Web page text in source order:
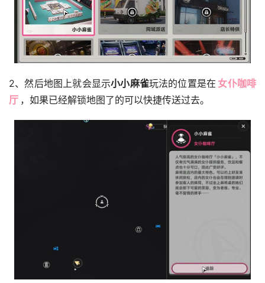
2、然后地图上就会显示小小麻雀玩法的位置是在 女仆咖啡
厅 ，如果已经解锁地图了的可以快捷传送过去。